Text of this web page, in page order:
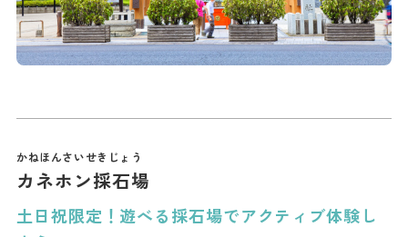
カネホン採石場
土日祝限定！遊べる採石場でアクティブ体験し